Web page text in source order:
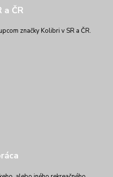
a ČR
značky Kolibri v SR a ČR.